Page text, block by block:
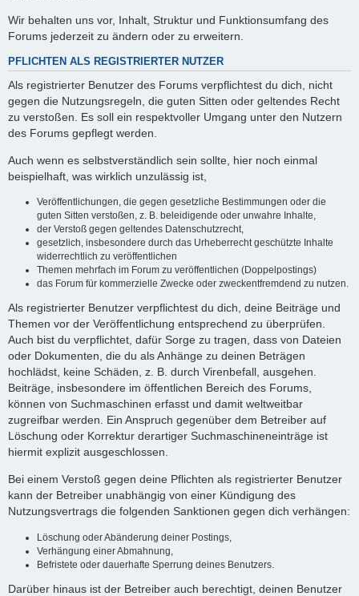
Wir behalten uns vor, Inhalt, Struktur und Funktionsumfang des
Forums jederzeit zu ändern oder zu erweitern.
PFLICHTEN ALS REGISTRIERTER NUTZER
Als registrierter Benutzer des Forums verpflichtest du dich, nicht
gegen die Nutzungsregeln, die guten Sitten oder geltendes Recht
zu verstoßen. Es soll ein respektvoller Umgang unter den Nutzern
des Forums gepflegt werden.
Auch wenn es selbstverständlich sein sollte, hier noch einmal
beispielhaft, was wirklich unzulässig ist,
Veröffentlichungen, die gegen gesetzliche Bestimmungen oder die
guten Sitten verstoßen, z. B. beleidigende oder unwahre Inhalte,
der Verstoß gegen geltendes Datenschutzrecht,
gesetzlich, insbesondere durch das Urheberrecht geschützte Inhalte
widerrechtlich zu veröffentlichen
Themen mehrfach im Forum zu veröffentlichen (Doppelpostings)
das Forum für kommerzielle Zwecke oder zweckentfremdend zu nutzen.
Als registrierter Benutzer verpflichtest du dich, deine Beiträge und
Themen vor der Veröffentlichung entsprechend zu überprüfen.
Auch bist du verpflichtet, dafür Sorge zu tragen, dass von Dateien
oder Dokumenten, die du als Anhänge zu deinen Beträgen
hochlädst, keine Schäden, z. B. durch Virenbefall, ausgehen.
Beiträge, insbesondere im öffentlichen Bereich des Forums,
können von Suchmaschinen erfasst und damit weltweitbar
zugreifbar werden. Ein Anspruch gegenüber dem Betreiber auf
Löschung oder Korrektur derartiger Suchmaschineneinträge ist
hiermit explizit ausgeschlossen.
Bei einem Verstoß gegen deine Pflichten als registrierter Benutzer
kann der Betreiber unabhängig von einer Kündigung des
Nutzungsvertrags die folgenden Sanktionen gegen dich verhängen:
Löschung oder Abänderung deiner Postings,
Verhängung einer Abmahnung,
Befristete oder dauerhafte Sperrung deines Benutzers.
Darüber hinaus ist der Betreiber auch berechtigt, deinen Benutzer